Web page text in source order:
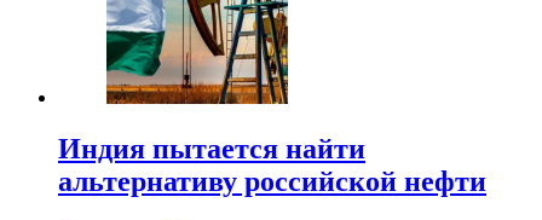
Индия пытается найти
альтернативу российской нефти